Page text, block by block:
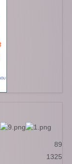
89
1325